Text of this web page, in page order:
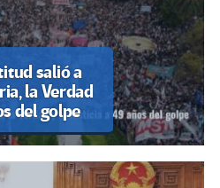
salió a
la Verdad
del golpe